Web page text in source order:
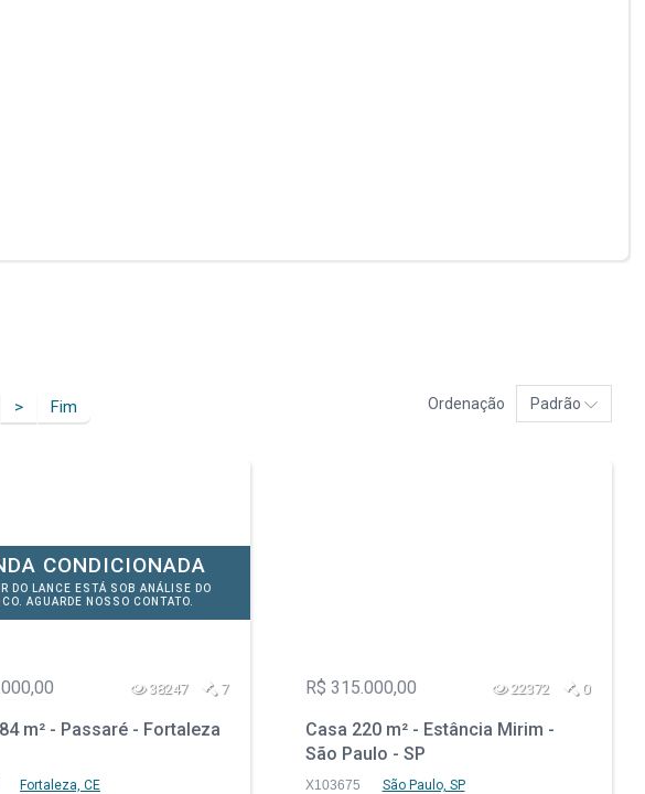
> Fim Ordenação Padrão
CONDICIONADA
DO LANCE ESTÁ SOB ANÁLISE DO
AGUARDE NOSSO CONTATO.
38247 7
m² - Passaré - Fortaleza
Fortaleza, CE
R$ 315.000,00 22372 0
Casa 220 m² - Estância Mirim -
São Paulo - SP
X103675 São Paulo, SP